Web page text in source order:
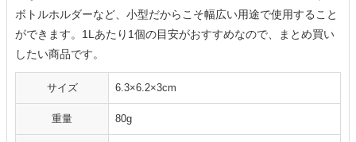
ボトルホルダーなど、小型だからこそ幅広い用途で使用すること
ができます。1Lあたり1個の目安がおすすめなので、まとめ買い
したい商品です。
サイズ 6.3×6.2×3cm
重量 80g